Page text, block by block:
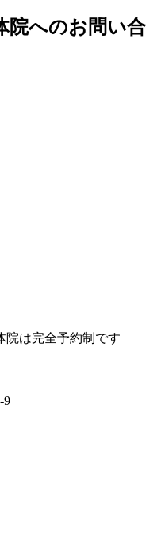
院へのお問い合
は完全予約制です
9